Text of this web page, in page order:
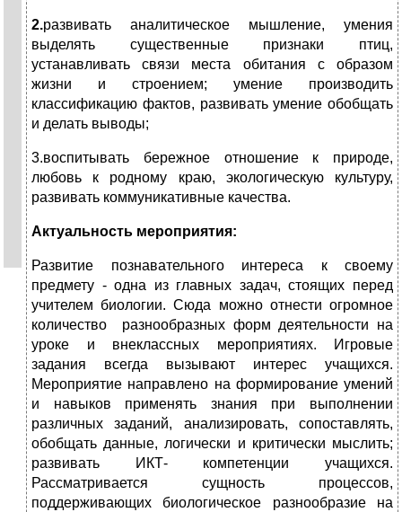
2.развивать аналитическое мышление, умения
выделять существенные признаки птиц,
устанавливать связи места обитания с образом
жизни и строением; умение производить
классификацию фактов, развивать умение обобщать
и делать выводы;
3.воспитывать бережное отношение к природе,
любовь к родному краю, экологическую культуру,
развивать коммуникативные качества.
Актуальность мероприятия:
Развитие познавательного интереса к своему
предмету - одна из главных задач, стоящих перед
учителем биологии. Сюда можно отнести огромное
количество разнообразных форм деятельности на
уроке и внеклассных мероприятиях. Игровые
задания всегда вызывают интерес учащихся.
Мероприятие направлено на формирование умений
и навыков применять знания при выполнении
различных заданий, анализировать, сопоставлять,
обобщать данные, логически и критически мыслить;
развивать ИКТ- компетенции учащихся.
Рассматривается сущность процессов,
поддерживающих биологическое разнообразие на